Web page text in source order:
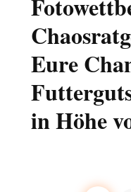
Eure
in Höhe